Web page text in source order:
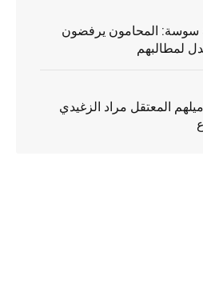
سوسة: المحامون يرفضون
لمطالبهم
المعتقل مراد الزغيدي